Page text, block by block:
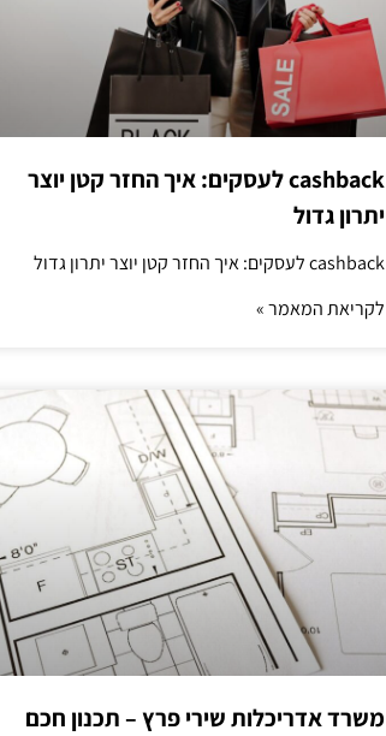
cashback לעסקים: איך החזר קטן יוצר
יתרון גדול
cashback לעסקים: איך החזר קטן יוצר יתרון גדול
לקריאת המאמר »
משרד אדריכלות שירי פרץ – תכנון חכם